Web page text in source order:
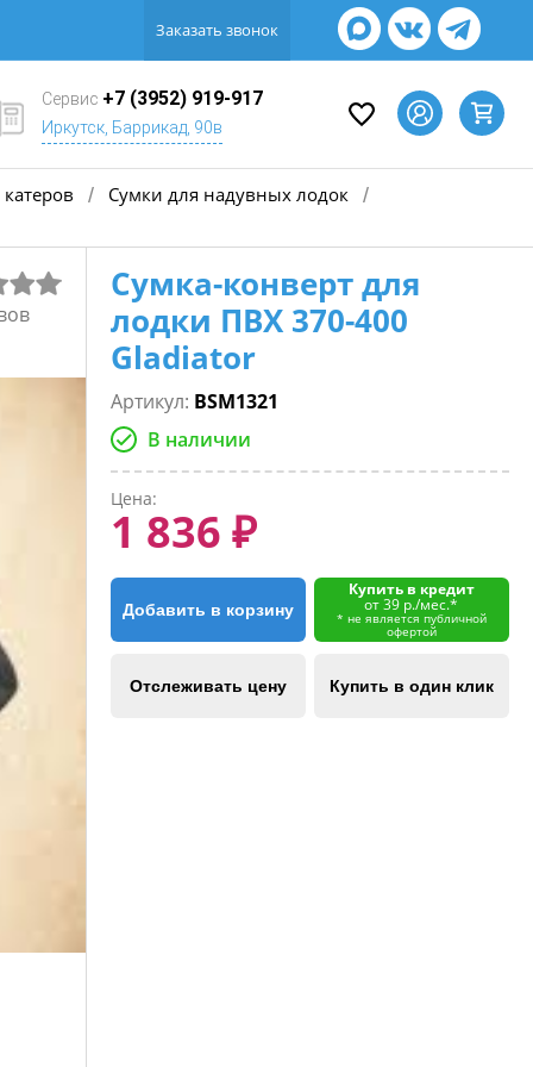
Заказать звонок
Сервис +7 (3952) 919-917
Иркутск, Баррикад, 90в
/ Сумки для надувных лодок /
Сумка-конверт для
лодки ПВХ 370-400
Gladiator
Артикул: BSM1321
В наличии
Цена:
1 836 ₽
Добавить в корзину
Купить в кредит
от 39 р./мес.*
* не является публичной
офертой
Отслеживать цену Купить в один клик